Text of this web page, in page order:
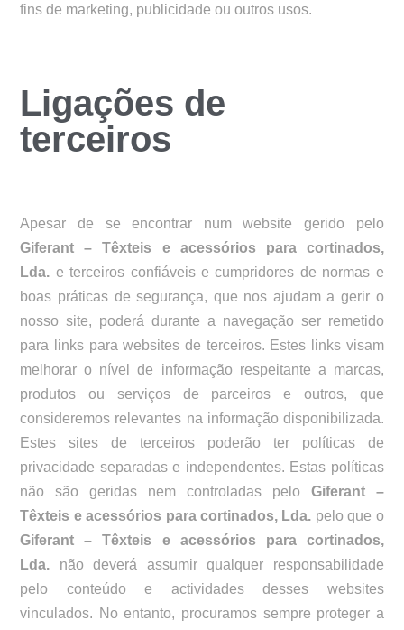
fins de marketing, publicidade ou outros usos.
Ligações de
terceiros
Apesar de se encontrar num website gerido pelo
Giferant – Têxteis e acessórios para cortinados,
Lda. e terceiros confiáveis e cumpridores de normas e
boas práticas de segurança, que nos ajudam a gerir o
nosso site, poderá durante a navegação ser remetido
para links para websites de terceiros. Estes links visam
melhorar o nível de informação respeitante a marcas,
produtos ou serviços de parceiros e outros, que
consideremos relevantes na informação disponibilizada.
Estes sites de terceiros poderão ter políticas de
privacidade separadas e independentes. Estas políticas
não são geridas nem controladas pelo Giferant –
Têxteis e acessórios para cortinados, Lda. pelo que o
Giferant – Têxteis e acessórios para cortinados,
Lda.
não deverá assumir qualquer responsabilidade
pelo conteúdo e actividades desses websites
vinculados. No entanto, procuramos sempre proteger a